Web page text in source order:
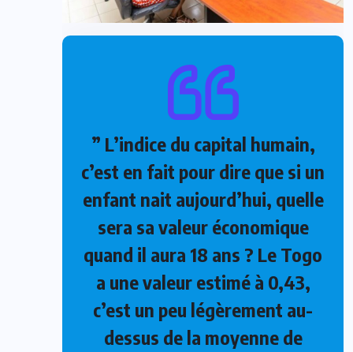
” L’indice du capital humain,
c’est en fait pour dire que si un
enfant nait aujourd’hui, quelle
sera sa valeur économique
quand il aura 18 ans ? Le Togo
a une valeur estimé à 0,43,
c’est un peu légèrement au-
dessus de la moyenne de